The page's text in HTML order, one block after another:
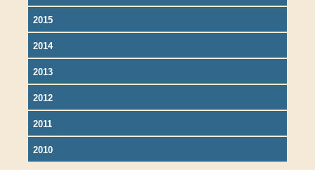
2015
2014
2013
2012
2011
2010